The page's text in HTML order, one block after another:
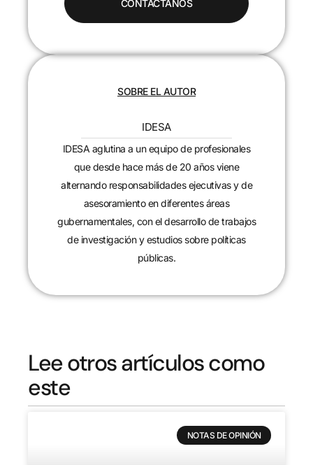
CONTACTANOS
SOBRE EL AUTOR
IDESA
IDESA aglutina a un equipo de profesionales
que desde hace más de 20 años viene
alternando responsabilidades ejecutivas y de
asesoramiento en diferentes áreas
gubernamentales, con el desarrollo de trabajos
de investigación y estudios sobre políticas
públicas.
Lee otros artículos como
este
NOTAS DE OPINIÓN